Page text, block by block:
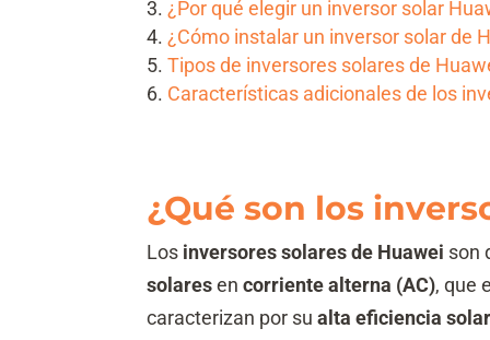
¿Por qué elegir un inversor solar
¿Cómo instalar un inversor solar de
Tipos de inversores solares de
Características adicionales de los
¿Qué son los
Los inversores solares de Huawei son
solaresencorriente alterna (AC), que
caracterizan por sualta eficiencia